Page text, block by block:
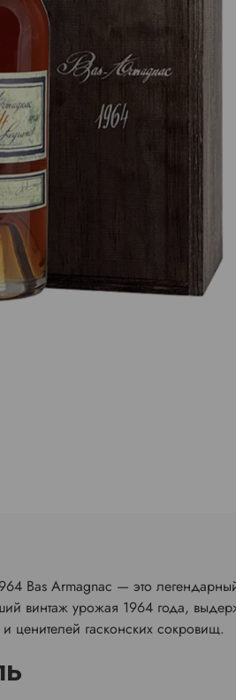
Bas Armagnac — это
винтаж урожая 1964 года,
ценителей гасконских сокровищ.